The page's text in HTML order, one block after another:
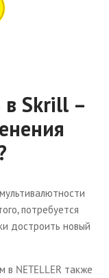
в Skrill –
потребуется
достроить новый
в NETELLER также